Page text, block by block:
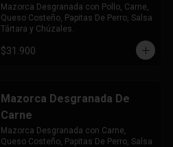
Mazorca Desgranada con Pollo, Carne,
Queso Costeño, Papitas De Perro, Salsa
Tártara y Chúzales.
$31.900
Mazorca Desgranada De
Carne
Mazorca Desgranada con Carne,
Queso Costeño, Papitas De Perro, Salsa